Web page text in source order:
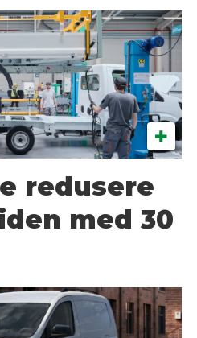
redusere
med 30